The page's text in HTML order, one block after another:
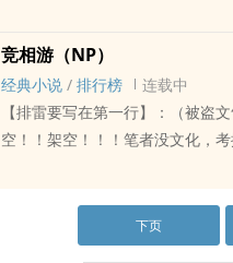
她。?“哦，那就告诉他们三个，
滑油、没有安全套、没有灌肠器
coat和KO出道，他们一定是GV届
起身一步一步朝着室内走的林慰
人。??“未成年杀人判几年？”谈
问我们，不如问你把爸，他更专
状里，好闺蜜还撺掇她趁热喝……
奈何刚许完愿，视她如无物大哥
张口闭口要和她结婚……女主：薛
薛权——————尤商豫是病娇贱货
贱，狗血文里那种最标准的神经病
女主，其他人就上位了～这是一
作者这里剧情流畅比天大，车是
到了。正经剧情梗概：薛宜是万
的缩影，家境好长得漂亮、学习
教出来的小古板，毕生追求“一辈
人，两个男人还一个比一个狠角
竞相游（NP）
经典小说 / 排行榜
连载中
【排雷要写在第一行】：（被盗
空！！架空！！！笔者没文化，
会出来，看的姐妹就知道了~~?
没本事当皇帝，最后不可能成为
下页